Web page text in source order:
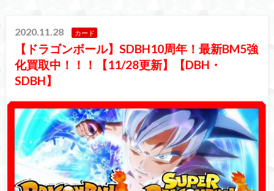
2020.11.28 カード
【ドラゴンボール】SDBH10周年！最新BM5強
化買取中！！！【11/28更新】【DBH・
SDBH】